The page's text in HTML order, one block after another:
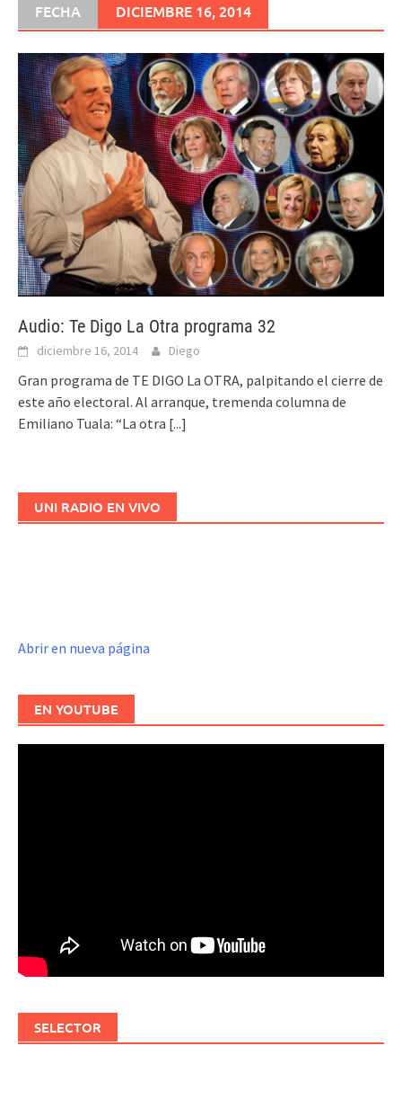
FECHA DICIEMBRE 16, 2014
Audio: Te Digo La Otra programa 32
diciembre 16, 2014 Diego
Gran programa de TE DIGO La OTRA, palpitando el cierre de
este año electoral. Al arranque, tremenda columna de
Emiliano Tuala: “La otra [...]
UNI RADIO EN VIVO
Abrir en nueva página
EN YOUTUBE
SELECTOR